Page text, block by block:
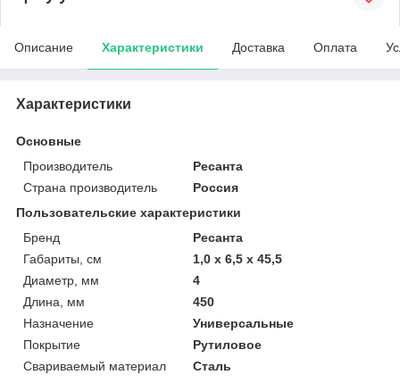
Описание Характеристики Доставка Оплата
Характеристики
Основные
Производитель
Ресанта
Страна производитель
Россия
Пользовательские характеристики
Бренд
Ресанта
Габариты, см
1,0 х 6,5 х 45,5
Диаметр, мм
4
Длина, мм
450
Назначение
Универсальные
Покрытие
Рутиловое
Свариваемый материал
Сталь